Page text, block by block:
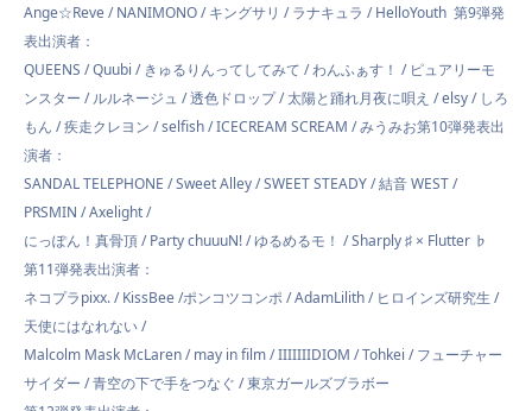
Ange☆Reve / NANIMONO / キングサリ / ラナキュラ / HelloYouth 第9弾発
表出演者：
QUEENS / Quubi / きゅるりんってしてみて / わんふぁす！ / ピュアリーモ
ンスター / ルルネージュ / 透色ドロップ / 太陽と踊れ月夜に唄え / elsy / しろ
もん / 疾走クレヨン / selfish / ICECREAM SCREAM / みうみお第10弾発表出
演者：
SANDAL TELEPHONE / Sweet Alley / SWEET STEADY / 結音 WEST /
PRSMIN / Axelight /
にっぽん！真骨頂 / Party chuuuN! / ゆるめるモ！ / Sharply ♯ × Flutter ♭
第11弾発表出演者：
ネコプラpixx. / KissBee /ポンコツコンポ / AdamLilith / ヒロインズ研究生 /
天使にはなれない /
Malcolm Mask McLaren / may in film / IIIIIIIDIOM / Tohkei / フューチャー
サイダー / 青空の下で手をつなぐ / 東京ガールズブラボー